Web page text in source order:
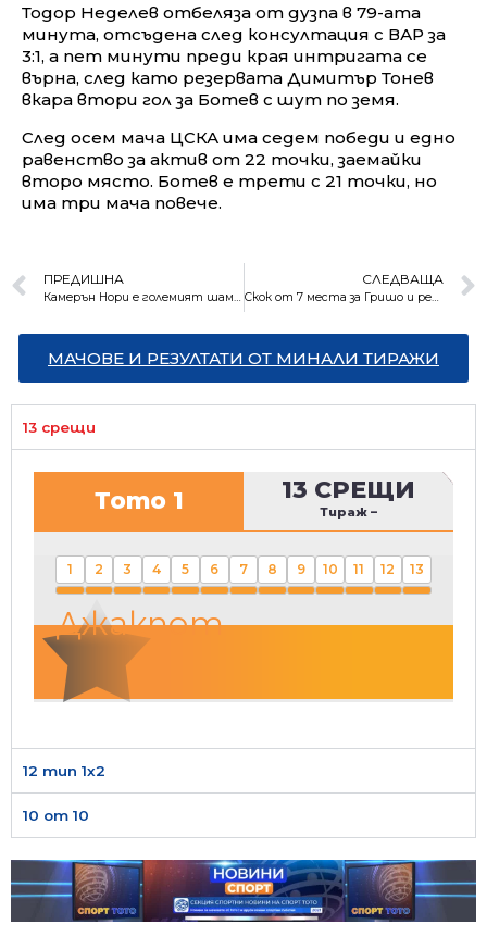
Тодор Неделев отбеляза от дузпа в 79-ата
минута, отсъдена след консултация с ВАР за
3:1, а пет минути преди края интригата се
върна, след като резервата Димитър Тонев
вкара втори гол за Ботев с шут по земя.
След осем мача ЦСКА има седем победи и едно
равенство за актив от 22 точки, заемайки
второ място. Ботев е трети с 21 точки, но
има три мача повече.
ПРЕДИШНА
Камерън Нори е големият шампион от Индиън Уелс
СЛЕДВАЩА
Скок от 7 места за Гришо и рекордно класиране за Мико Кузманов
МАЧОВЕ И РЕЗУЛТАТИ ОТ МИНАЛИ ТИРАЖИ
13 срещи
Тото 1 13 СРЕЩИ
Тираж –
1 2 3 4 5 6 7 8 9 10 11 12 13
Джакпот
12 тип 1х2
10 от 10